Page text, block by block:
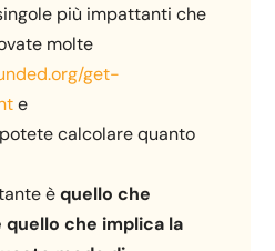
più impattanti che
molte
get-
e
potete calcolare quanto
èquello che
che implica la